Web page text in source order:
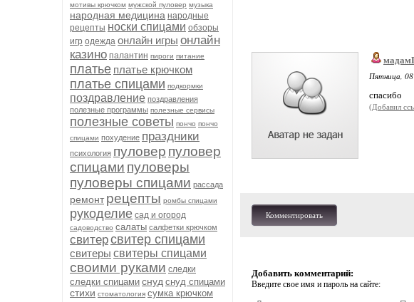
мотивы крючком мужской пуловер музыка
народная медицина народные
рецепты носки спицами обзоры
игр одежда онлайн игры онлайн
казино палантин пироги питание
платье платье крючком
платье спицами подкормки
поздравление поздравления
полезные программы полезные сервисы
полезные советы пончо пончо
спицами похудение праздники
психология пуловер пуловер
спицами пуловеры
пуловеры спицами рассада
ремонт рецепты ромбы спицами
рукоделие сад и огород
садоводство салаты салфетки крючком
свитерсвитер спицами
свитеры свитеры спицами
своими руками следки
следки спицами снуд снуд спицами
стихи стоматология сумка крючком
Пятница,
спасибо
(Добавил
Комментировать
Добавить комментарий:
Введите свое имя и пароль на сайте: